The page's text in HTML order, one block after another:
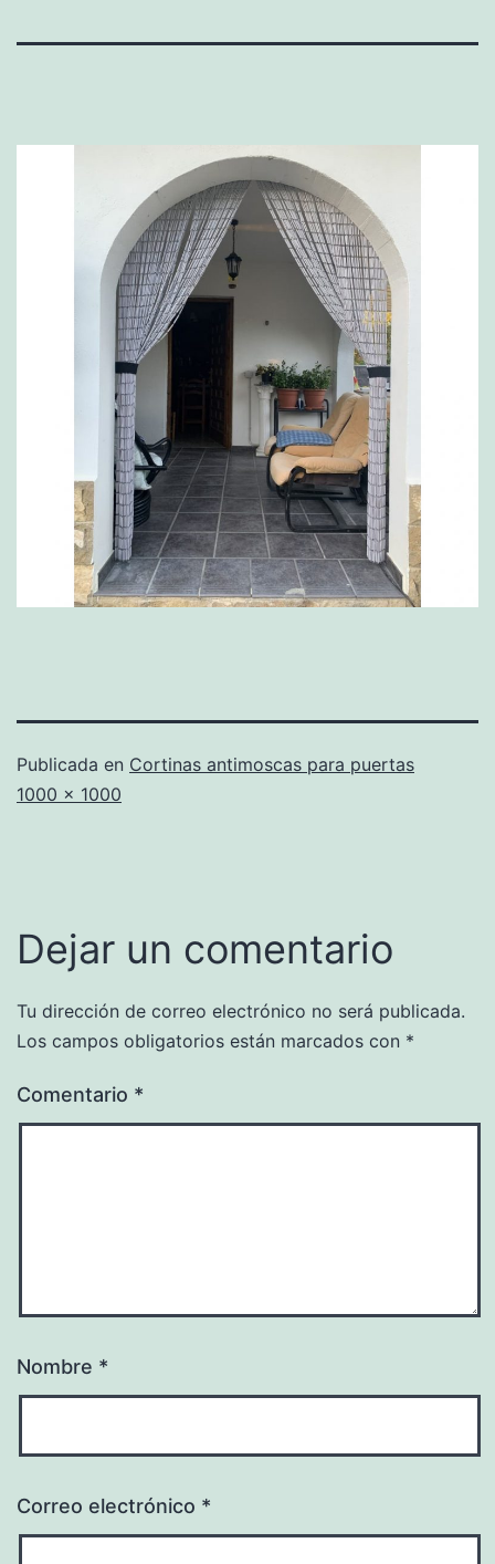
Publicada en Cortinas antimoscas para puertas
Tamaño
1000 × 1000
Dejar un comentario
Tu dirección de correo electrónico no será publicada.
Los campos obligatorios están marcados con *
Comentario *
Nombre *
Correo electrónico *